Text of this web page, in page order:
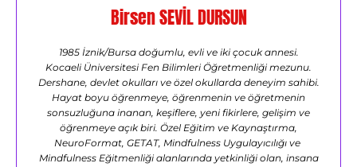
Birsen SEVİL DURSUN
1985 İznik/Bursa doğumlu, evli ve iki çocuk annesi.
Kocaeli Üniversitesi Fen Bilimleri Öğretmenliği mezunu.
Dershane, devlet okulları ve özel okullarda deneyim sahibi.
Hayat boyu öğrenmeye, öğrenmenin ve öğretmenin
sonsuzluğuna inanan, keşiflere, yeni fikirlere, gelişim ve
öğrenmeye açık biri. Özel Eğitim ve Kaynaştırma,
NeuroFormat, GETAT, Mindfulness Uygulayıcılığı ve
Mindfulness Eğitmenliği alanlarında yetkinliği olan, insana